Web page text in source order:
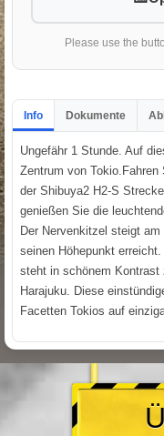
Please use the
Info Dokumente
Ungefähr 1 Stunde. Auf
Zentrum von
der Shibuya2 H2-S
genießen Sie die
Der Nervenkitzel steigt
seinen Höhepunkt
steht in schönem Kontrast
Harajuku. Diese
Facetten Tokios auf